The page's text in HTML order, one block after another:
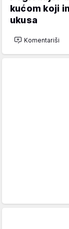
kućom koji
ukusa
Komentariši